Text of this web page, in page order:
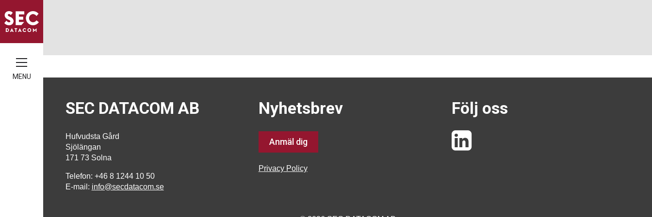
MENU
SEC DATACOM AB
Hufvudsta Gård
Sjölängan
171 73 Solna
Telefon: +46 8 1244 10 50
E-mail: info@secdatacom.se
Nyhetsbrev
Anmäl dig
Privacy Policy
Följ oss